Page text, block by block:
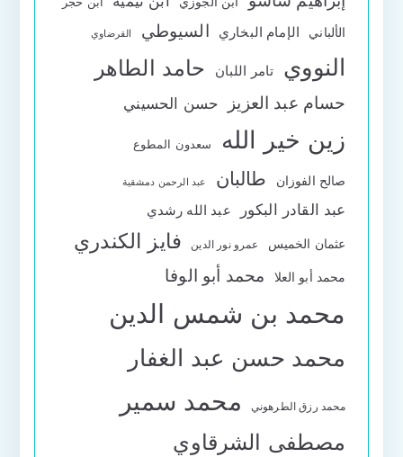
الألباني الإمام البخاري السيوطي القرضاوي
النووي تامر اللبان حامد الطاهر
حسام عبد العزيز حسن الحسيني
زين خير الله سعدون المطوع
صالح الفوزان طالبان عبد الرحمن دمشقية
عبد القادر البكور عبد الله رشدي
عثمان الخميس عمرو نور الدين فايز الكندري
محمد أبو العلا محمد أبو الوفا
محمد بن شمس الدين
محمد حسن عبد الغفار
محمد رزق الطرهوني محمد سمير
مصطفى الشرقاوي